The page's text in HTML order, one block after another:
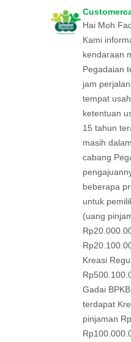
Hai Moh
Kami
kendaraan
Pegadaian
jam
tempat
ketentuan
15 tahun
masih
cabang
beberapa
untuk
(uang
Kreasi
Gadai
terdapat
pinjaman